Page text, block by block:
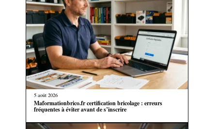
5 août 2026
Maformationbrico.fr certification bricolage : erreurs
fréquentes à éviter avant de s’inscrire